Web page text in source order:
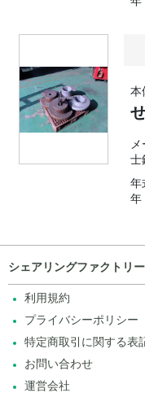
本
メ
士
年
年
シェアリングファクトリ
利用規約
プライバシーポリシー
特定商取引に関する表
お問い合わせ
運営会社